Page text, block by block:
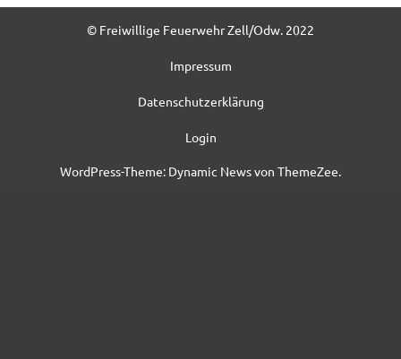
© Freiwillige Feuerwehr Zell/Odw. 2022
Impressum
Datenschutzerklärung
Login
WordPress-Theme: Dynamic News von ThemeZee.